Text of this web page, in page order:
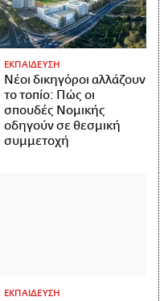
ΕΚΠΑΙΔΕΥΣΗ
Νέοι δικηγόροι αλλάζουν
το τοπίο: Πώς οι
σπουδές Νομικής
οδηγούν σε θεσμική
συμμετοχή
ΕΚΠΑΙΔΕΥΣΗ